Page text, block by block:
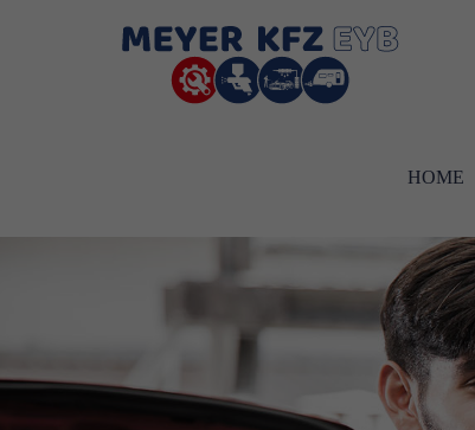
Der Eintrag "offcanvas-col1" existiert leider
HOME